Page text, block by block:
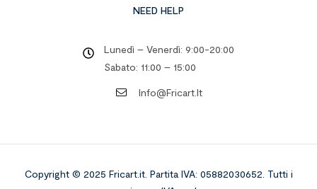
NEED HELP
Lunedì – Venerdì: 9:00-20:00
Sabato: 11:00 – 15:00
Info@fricart.it
Copyright © 2025 Fricart.it. Partita IVA: 05882030652. Tutti i